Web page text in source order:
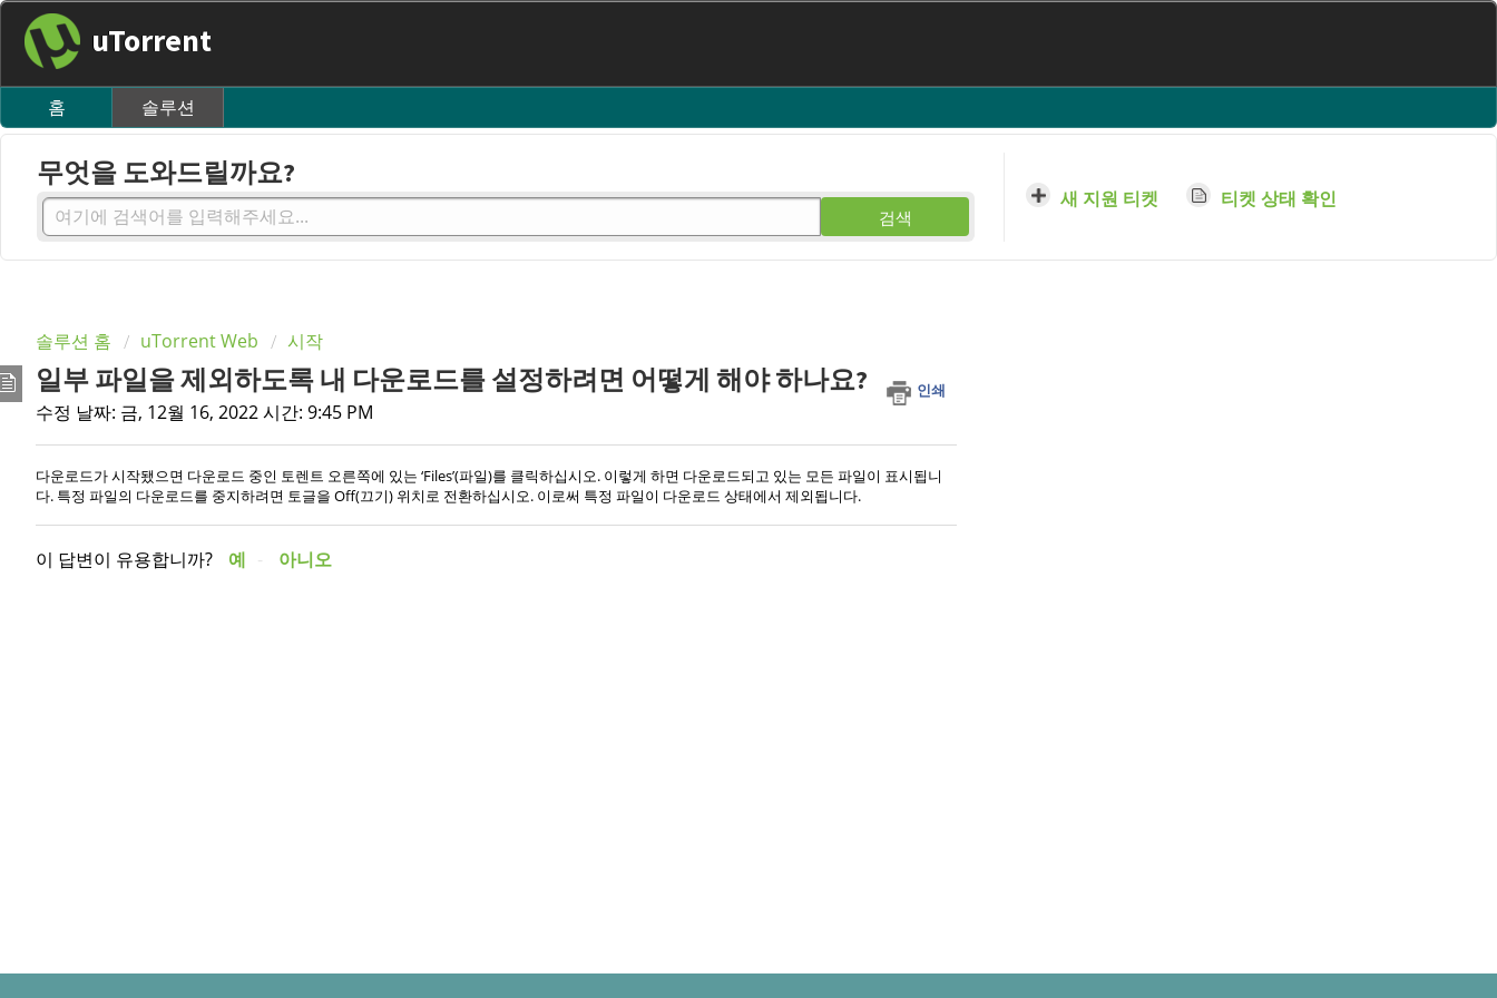
uTorrent
홈 솔루션
무엇을 도와드릴까요?
검색
새 지원 티켓 티켓 상태 확인
솔루션 홈 uTorrent Web 시작
일부 파일을 제외하도록 내 다운로드를 설정하려면 어떻게 해야 하나요? 인쇄
수정 날짜: 금, 12월 16, 2022 시간: 9:45 PM
다운로드가 시작됐으면 다운로드 중인 토렌트 오른쪽에 있는 ‘Files’(파일)를 클릭하십시오. 이렇게 하면 다운로드되고 있는 모든 파일이 표시됩니
다. 특정 파일의 다운로드를 중지하려면 토글을 Off(끄기) 위치로 전환하십시오. 이로써 특정 파일이 다운로드 상태에서 제외됩니다.
이 답변이 유용합니까? 예 아니오